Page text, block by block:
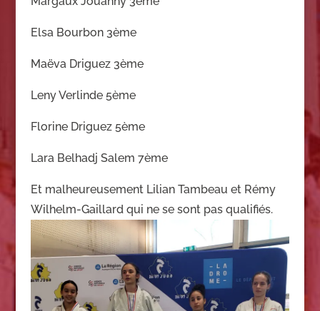
Elsa Bourbon 3ème
Maëva Driguez 3ème
Leny Verlinde 5ème
Florine Driguez 5ème
Lara Belhadj Salem 7ème
Et malheureusement Lilian Tambeau et Rémy
Wilhelm-Gaillard qui ne se sont pas qualifiés.